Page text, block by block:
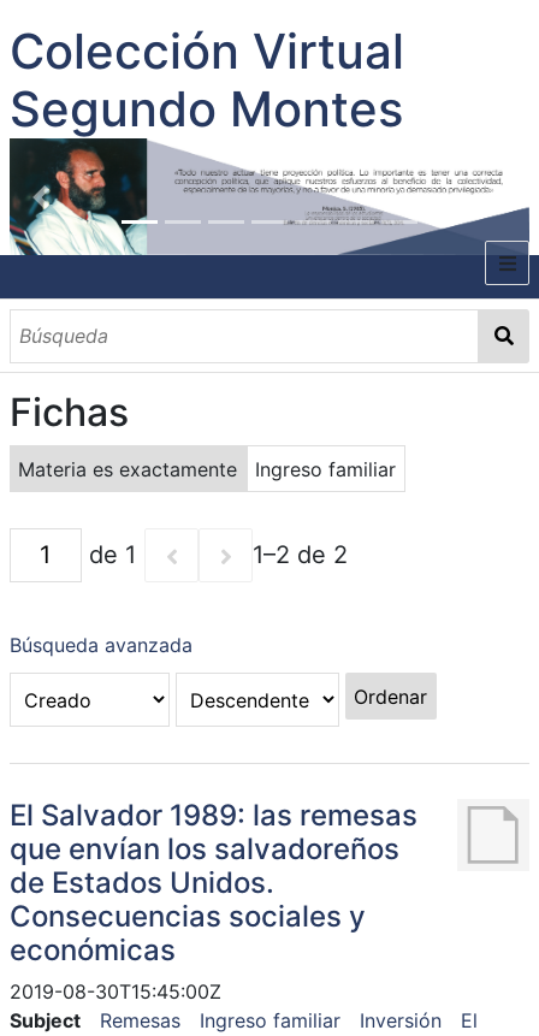
Colección Virtual
Segundo Montes
INICIO
SOBRE EL AUTOR
CONTENIDO
TODOS LOS DOCUMENTOS
CATEGORIAS
OBRAS SOBRE EL AUTOR P. SEGUNDO MONTES
MATERIAS
PALABRAS CLAVES
MULTIMEDIA
Fichas
Materia es exactamente Ingreso familiar
de 1 1–2 de 2
Búsqueda avanzada
Ordenar
El Salvador 1989: las remesas
que envían los salvadoreños
de Estados Unidos.
Consecuencias sociales y
económicas
2019-08-30T15:45:00Z
Subject
Remesas Ingreso familiar Inversión
El